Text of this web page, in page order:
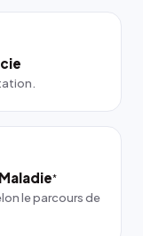
*
le parcours de